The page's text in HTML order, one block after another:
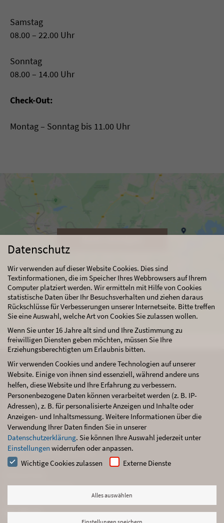
Samstag
08.00 – 22.00 Uhr
Sonntag
08.00 – 14.00 Uhr
Check-Out:
Montag – Sonntag bis 11.00 Uhr
Datenschutz
Wir verwenden auf dieser Website Cookies. Dies sind
Textinformationen, die im Speicher Ihres Webbrowsers auf Ihrem
Computer platziert werden. Wir ermitteln mit Hilfe von Cookies
statistische Daten über Ihr Besuchsverhalten und ziehen daraus
Rückschlüsse für Verbesserungen unserer Internetseite. Bitte treffen
Sie eine Auswahl, welche Art von Cookies Sie zulassen wollen.
Wenn Sie unter 16 Jahre alt sind und Ihre Zustimmung zu
freiwilligen Diensten geben möchten, müssen Sie Ihre
Erziehungsberechtigten um Erlaubnis bitten.
Wir verwenden Cookies und andere Technologien auf unserer
Website. Einige von ihnen sind essenziell, während andere uns
helfen, diese Website und Ihre Erfahrung zu verbessern.
Personenbezogene Daten können verarbeitet werden (z. B. IP-
Adressen), z. B. für personalisierte Anzeigen und Inhalte oder
Anzeigen- und Inhaltsmessung. Weitere Informationen über die
Verwendung Ihrer Daten finden Sie in unserer
Datenschutzerklärung. Sie können Ihre Auswahl jederzeit unter
Einstellungen widerrufen oder anpassen.
Datenschutz
Wichtige Cookies zulassen Externe Dienste
Alles auswählen
Tel.: +49 (0)2473 / 92 77 571
E-Mail: info@kragemann.de
Impressum
Cookie-Einstellungen
  